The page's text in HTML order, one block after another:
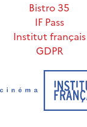
Bistro 35
IF Pass
Institut français
GDPR